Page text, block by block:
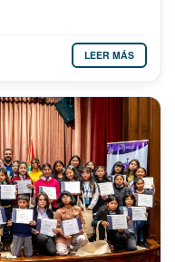
LEER MÁS